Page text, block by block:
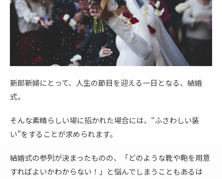
新郎新婦にとって、人生の節目を迎える一日となる、結婚
式。
そんな素晴らしい場に招かれた場合には、“ふさわしい装
い”をすることが求められます。
結婚式の参列が決まったものの、「どのような靴や鞄を用意
すればよいかわからない！」と悩んでしまうこともあるは